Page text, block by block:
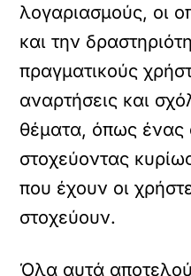
λογαριασμούς, οι
και την
πραγματικούς
αναρτήσεις και
θέματα, όπως ένας
στοχεύοντας
που έχουν οι
στοχεύουν.
Όλα αυτά